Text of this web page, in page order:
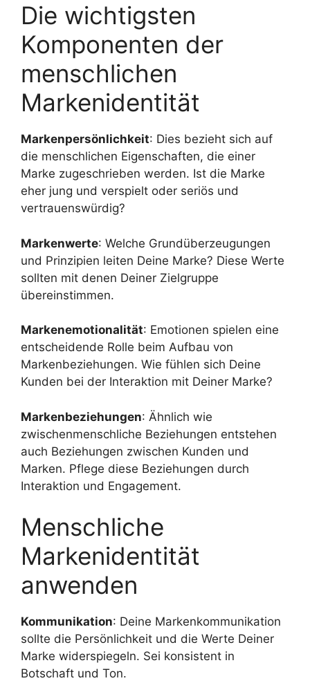
Die wichtigsten
Komponenten der
menschlichen
Markenidentität
Markenpersönlichkeit: Dies bezieht sich auf
die menschlichen Eigenschaften, die einer
Marke zugeschrieben werden. Ist die Marke
eher jung und verspielt oder seriös und
vertrauenswürdig?
Markenwerte: Welche Grundüberzeugungen
und Prinzipien leiten Deine Marke? Diese Werte
sollten mit denen Deiner Zielgruppe
übereinstimmen.
Markenemotionalität: Emotionen spielen eine
entscheidende Rolle beim Aufbau von
Markenbeziehungen. Wie fühlen sich Deine
Kunden bei der Interaktion mit Deiner Marke?
Markenbeziehungen: Ähnlich wie
zwischenmenschliche Beziehungen entstehen
auch Beziehungen zwischen Kunden und
Marken. Pflege diese Beziehungen durch
Interaktion und Engagement.
Menschliche
Markenidentität
anwenden
Kommunikation: Deine Markenkommunikation
sollte die Persönlichkeit und die Werte Deiner
Marke widerspiegeln. Sei konsistent in
Botschaft und Ton.